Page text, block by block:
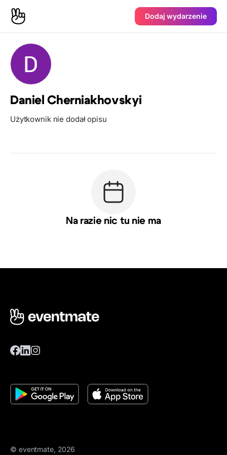
Dodaj wydarzenie
Daniel Cherniakhovskyi
Użytkownik nie dodał opisu
Na razie nic tu nie ma
© eventmate, 2026